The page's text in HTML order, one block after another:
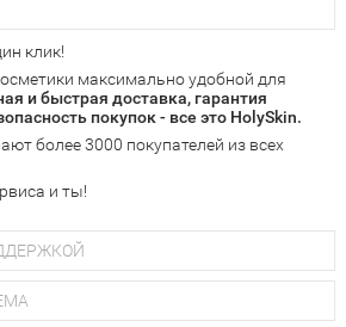
осуществляется ужена
получитьбесплатную
доставки и оплаты в Вашем городе
(
(Альфа-банк, Сбербанк) и другими
клик!
максимально удобной для
и быстрая доставка, гарантия
покупок - все это HolySkin.
более 3000 покупателей из всех
и ты!
на все Ваши вопросы по работе
по товарам, рассказать о